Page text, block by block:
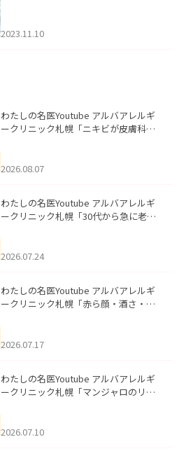
2023.11.10
わたしの名医Youtube アルバアレルギ
ークリニック札幌「ニキビが皮膚科で
ました。
2026.08.07
わたしの名医Youtube アルバアレルギ
ークリニック札幌「30代から急に老け
た。
2026.07.24
わたしの名医Youtube アルバアレルギ
ークリニック札幌「赤ら顔・酒さ・ニ
した。
2026.07.17
わたしの名医Youtube アルバアレルギ
ークリニック札幌「マンジャロのリア
た。
2026.07.10